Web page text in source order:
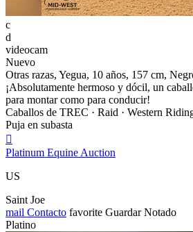
c
d
videocam
Nuevo
Otras razas, Yegua, 10 años, 157 cm,
¡Absolutamente hermoso y dócil, un
para montar como para conducir!
Caballos de TREC · Raid · Western
Puja en subasta

Platinum Equine Auction
US
Saint Joe
mail Contacto favorite Guardar Notado
Platino